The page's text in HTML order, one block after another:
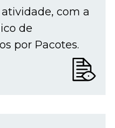
com a
de
por Pacotes.